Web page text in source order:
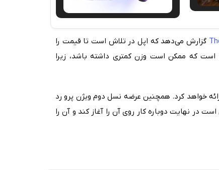
گزارش می‌دهد که اپل در تلاش است تا قیمت را
که ممکن است وزن کمتری داشته باشد، زیرا
که اپل چه چیزی ارائه خواهد کرد. همچنین عرضه نسل دوم ویژن پرو رد
در نهایت دوباره کار روی آن را آغاز کند و آن را